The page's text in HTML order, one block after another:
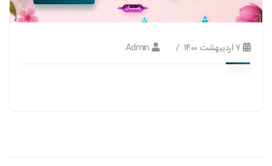
۷ اردیبهشت ۱۴۰۰ Admin